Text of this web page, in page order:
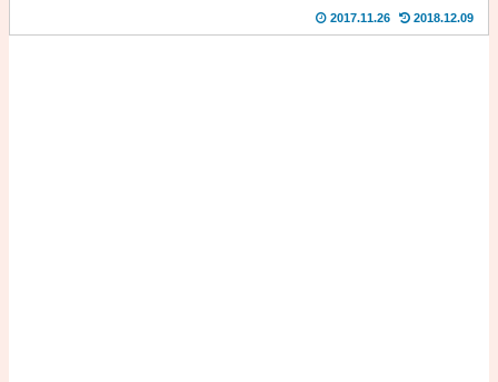
2017.11.26 2018.12.09